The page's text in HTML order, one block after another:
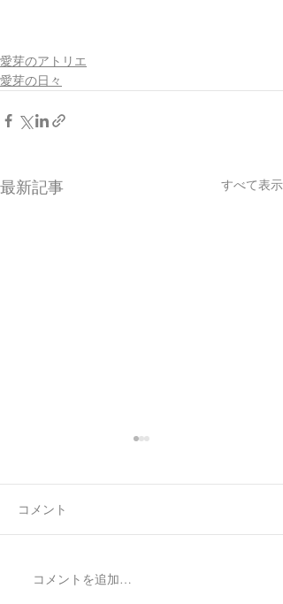
愛芽のアトリエ
愛芽の日々
最新記事 すべて表示
7月最後の日録
コメント
コメントを追加…